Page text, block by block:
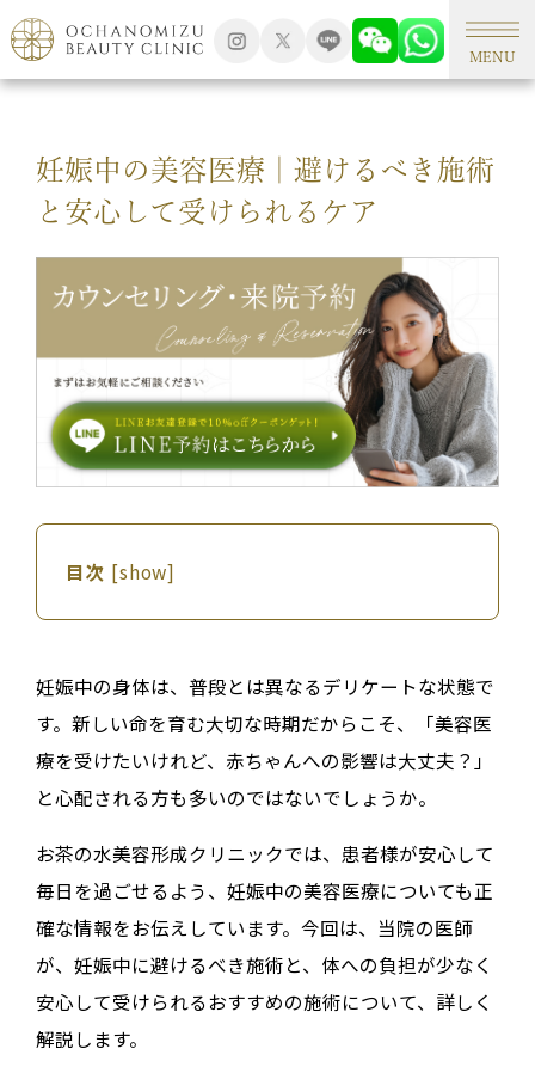
MENU
TOP 美容コラム
妊娠中の美容医療｜避けるべき施術
と安心して受けられるケア
目次 [show]
妊娠中の身体は、普段とは異なるデリケートな状態で
す。新しい命を育む大切な時期だからこそ、「美容医
療を受けたいけれど、赤ちゃんへの影響は大丈夫？」
と心配される方も多いのではないでしょうか。
お茶の水美容形成クリニックでは、患者様が安心して
毎日を過ごせるよう、妊娠中の美容医療についても正
確な情報をお伝えしています。今回は、当院の医師
が、妊娠中に避けるべき施術と、体への負担が少なく
安心して受けられるおすすめの施術について、詳しく
解説します。